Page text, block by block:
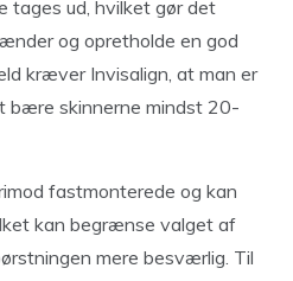
tages ud, hvilket gør det
og opretholde en god
kræver Invisalign, at man er
bære skinnerne mindst 20-
fastmonterede og kan
kan begrænse valget af
mere besværlig. Til